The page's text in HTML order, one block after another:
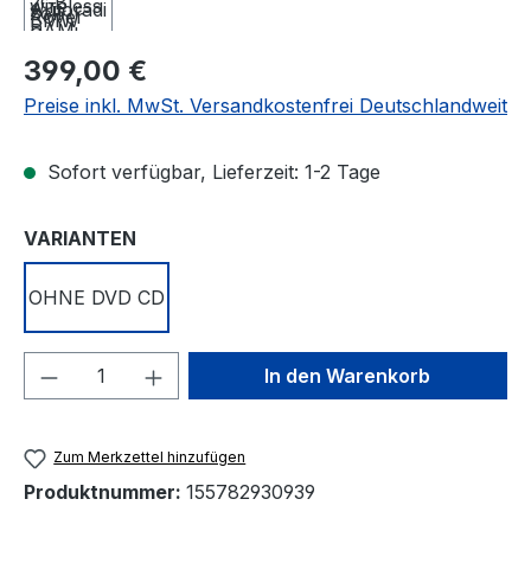
Regulärer Preis:
399,00 €
Preise inkl. MwSt. Versandkostenfrei Deutschlandweit
Sofort verfügbar, Lieferzeit: 1-2 Tage
VARIANTEN
OHNE DVD CD
Produkt Anzahl: Gib denIn den Warenkorb
Zum Merkzettel hinzufügen
Produktnummer: 155782930939